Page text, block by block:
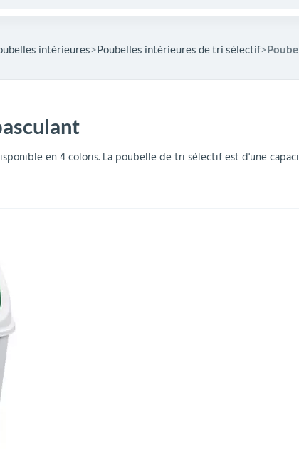
Abris fumeurs
parking
Miroirs de sécurité
Mobilier de bureau
Mobilier crèche et
maternelle
Pavoisement
intérieures Poubelles intérieures de tri sélectif
en 4 coloris. La poubelle de tri sélectif est d'une